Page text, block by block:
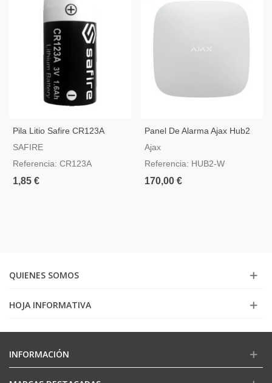
Pila Litio Safire CR123A
SAFIRE
Referencia: CR123A
1,85 €
Panel De Alarma Ajax Hub2
Blanco Compatible Con Video
Ajax
Referencia: HUB2-W
170,00 €
QUIENES SOMOS
HOJA INFORMATIVA
INFORMACIÓN